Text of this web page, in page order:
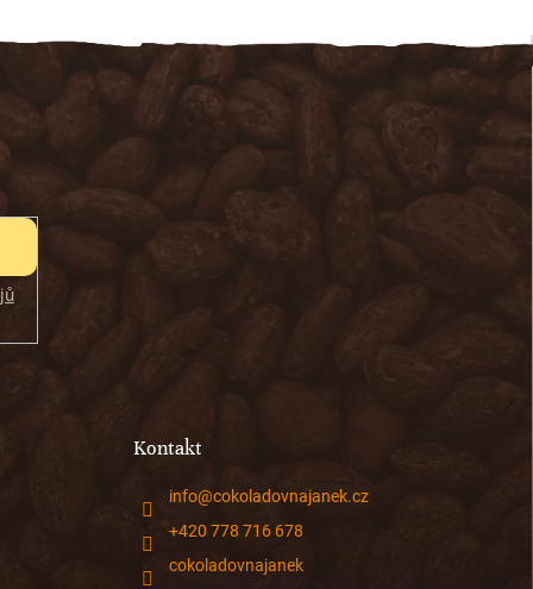
Kontakt
info@cokoladovnajanek.cz
+420 778 716 678
cokoladovnajanek